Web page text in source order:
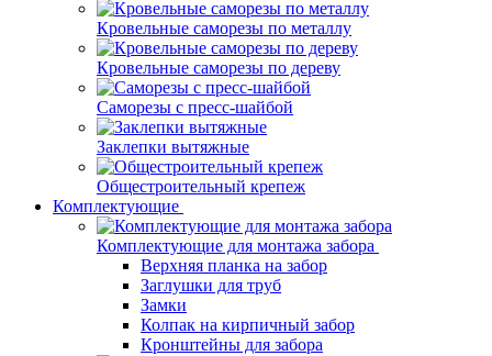
Кровельные саморезы по металлу
Кровельные саморезы по дереву
Саморезы с пресс-шайбой
Заклепки вытяжные
Общестроительный крепеж
Комплектующие
Комплектующие для монтажа забора
Верхняя планка на забор
Заглушки для труб
Замки
Колпак на кирпичный забор
Кронштейны для забора